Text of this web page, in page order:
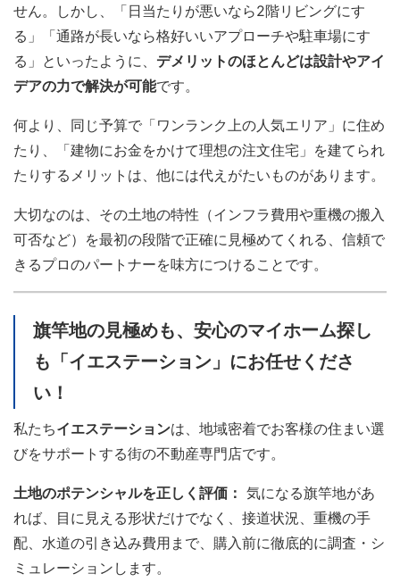
せん。しかし、「日当たりが悪いなら2階リビングにす
る」「通路が長いなら格好いいアプローチや駐車場にす
る」といったように、 デメリットのほとんどは設計やアイ
デアの力で解決が可能です。
何より、同じ予算で「ワンランク上の人気エリア」に住め
たり、「建物にお金をかけて理想の注文住宅」を建てられ
たりするメリットは、他には代えがたいものがあります。
大切なのは、その土地の特性（インフラ費用や重機の搬入
可否など）を最初の段階で正確に見極めてくれる、信頼で
きるプロのパートナーを味方につけることです。
旗竿地の見極めも、安心のマイホーム探し
も「イエステーション」にお任せくださ
い！
私たちイエステーションは、地域密着でお客様の住まい選
びをサポートする街の不動産専門店です。
土地のポテンシャルを正しく評価： 気になる旗竿地があ
れば、目に見える形状だけでなく、接道状況、重機の手
配、水道の引き込み費用まで、購入前に徹底的に調査・シ
ミュレーションします。